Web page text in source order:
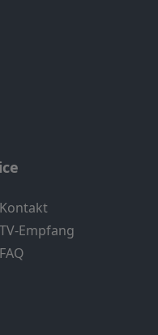
Kontakt
TV-Empfang
FAQ